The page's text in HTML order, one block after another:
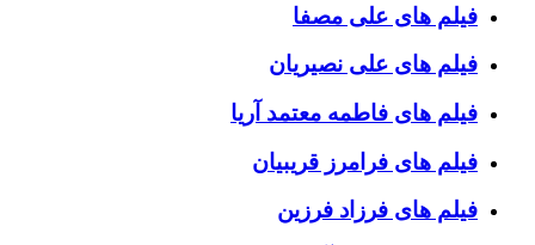
فیلم های علی مصفا
فیلم های علی نصیریان
فیلم های فاطمه معتمد آریا
فیلم های فرامرز قریبیان
فیلم های فرزاد فرزین